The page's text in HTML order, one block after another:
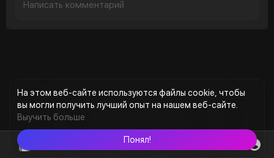
На этом веб-сайте используются файлы cookie, чтобы
вы могли получить лучший опыт на нашем веб-сайте.
Выучить больше
Понял!